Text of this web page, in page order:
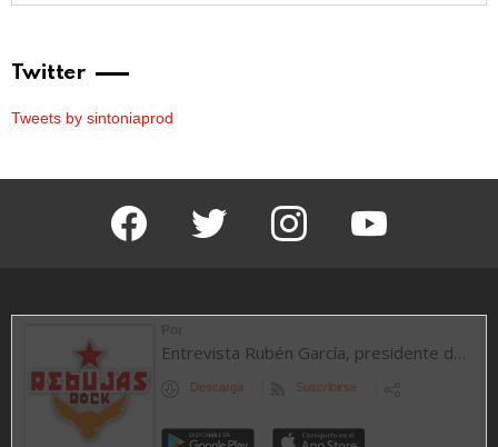
Twitter
Tweets by sintoniaprod
facebook twitter instagram